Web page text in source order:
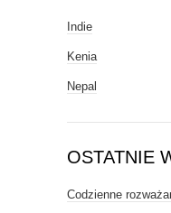
Indie
Kenia
Nepal
OSTATNIE
Codzienne